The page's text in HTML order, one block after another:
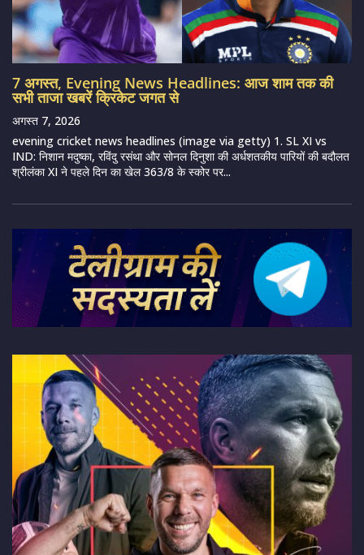
7 अगस्त, Evening News Headlines: आज शाम तक की
सभी ताजा खबरें क्रिकेट जगत से
अगस्त 7, 2026
evening cricket news headlines (image via getty) 1. SL XI vs
IND: निशान मदुष्का, रविंदु रसंथा और सोनल दिनुशा की अर्धशतकीय पारियों की बदौलत
श्रीलंका XI ने पहले दिन का खेल 363/8 के स्कोर पर...